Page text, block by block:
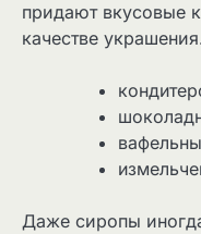
придают вкусовые
качестве
Даже сиропы